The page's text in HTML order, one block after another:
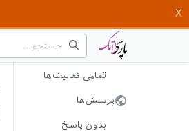
تمامی فعالیت‌ها
پرسش‌ها
بدون پاسخ